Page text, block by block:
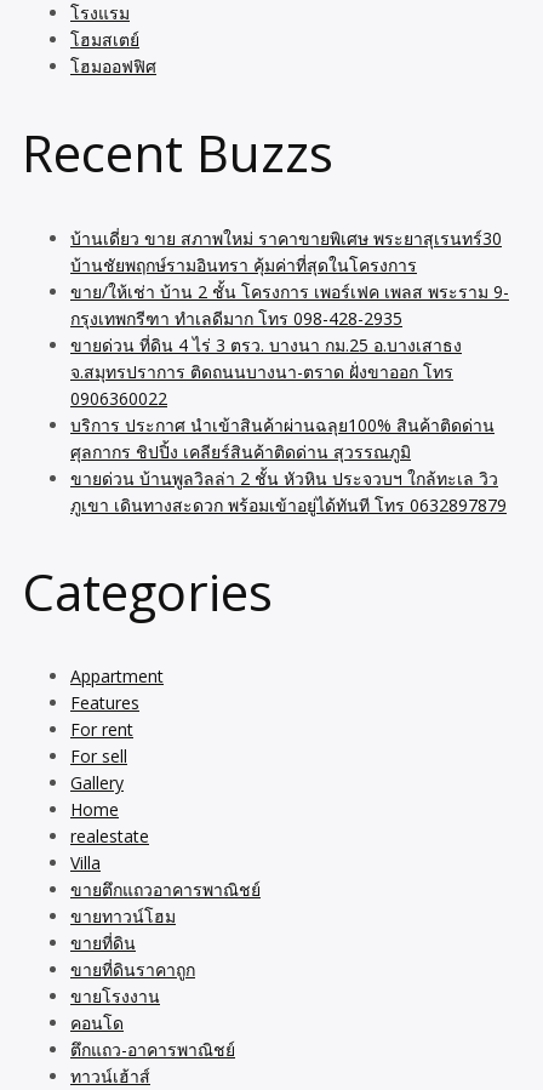
โรงแรม
โฮมสเตย์
โฮมออฟฟิศ
Recent Buzzs
บ้านเดี่ยว ขาย สภาพใหม่ ราคาขายพิเศษ พระยาสุเรนทร์30
บ้านชัยพฤกษ์รามอินทรา คุ้มค่าที่สุดในโครงการ
ขาย/ให้เช่า บ้าน 2 ชั้น โครงการ เพอร์เฟค เพลส พระราม 9-
กรุงเทพกรีฑา ทำเลดีมาก โทร 098-428-2935
ขายด่วน ที่ดิน 4 ไร่ 3 ตรว. บางนา กม.25 อ.บางเสาธง
จ.สมุทรปราการ ติดถนนบางนา-ตราด ฝั่งขาออก โทร
0906360022
บริการ ประกาศ นำเข้าสินค้าผ่านฉลุย100% สินค้าติดด่าน
ศุลกากร ชิปปิ้ง เคลียร์สินค้าติดด่าน สุวรรณภูมิ
ขายด่วน บ้านพูลวิลล่า 2 ชั้น หัวหิน ประจวบฯ ใกล้ทะเล วิว
ภูเขา เดินทางสะดวก พร้อมเข้าอยู่ได้ทันที โทร 0632897879
Categories
Appartment
Features
For rent
For sell
Gallery
Home
realestate
Villa
ขายตึกแถวอาคารพาณิชย์
ขายทาวน์โฮม
ขายที่ดิน
ขายที่ดินราคาถูก
ขายโรงงาน
คอนโด
ตึกแถว-อาคารพาณิชย์
ทาวน์เฮ้าส์